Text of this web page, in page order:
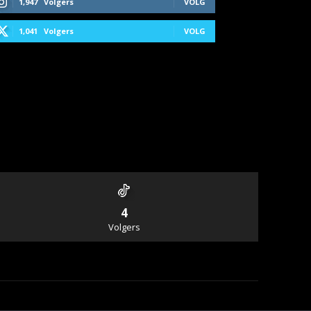
1,041 Volgers VOLG
4
Volgers